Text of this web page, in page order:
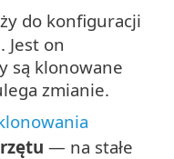
do konfiguracji
Jest on
są klonowane
zmianie.
— na stałe